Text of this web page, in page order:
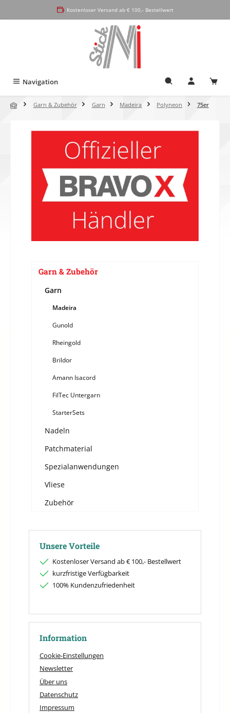
Kostenloser Versand ab € 100,- Bestellwert
Navigation
Garn & Zubehör Garn Madeira Polyneon 75er
Garn & Zubehör
Garn
Madeira
Gunold
Rheingold
Brildor
Amann Isacord
FilTec Untergarn
StarterSets
Nadeln
Patchmaterial
Spezialanwendungen
Vliese
Zubehör
Unsere Vorteile
Kostenloser Versand ab € 100,- Bestellwert
kurzfristige Verfügbarkeit
100% Kundenzufriedenheit
Information
Cookie-Einstellungen
Newsletter
Über uns
Datenschutz
Impressum